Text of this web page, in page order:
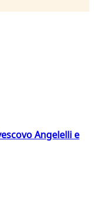
Angelelli e